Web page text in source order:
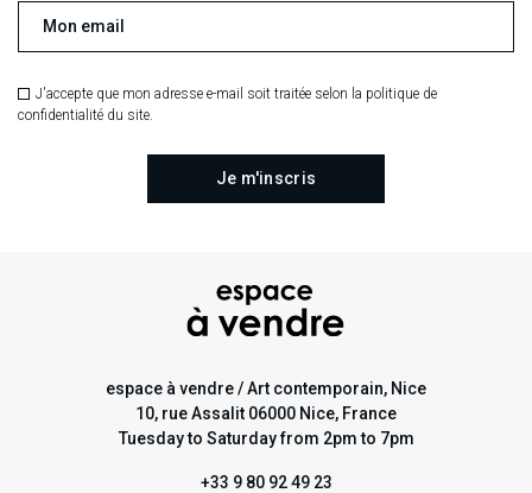
J'accepte que mon adresse e-mail soit traitée selon la politique de
confidentialité du site.
espace à vendre / Art contemporain, Nice
10, rue Assalit 06000 Nice, France
Tuesday to Saturday from 2pm to 7pm
+33 9 80 92 49 23